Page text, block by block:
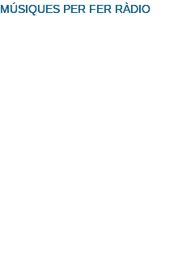
MÚSIQUES PER FER RÀDIO